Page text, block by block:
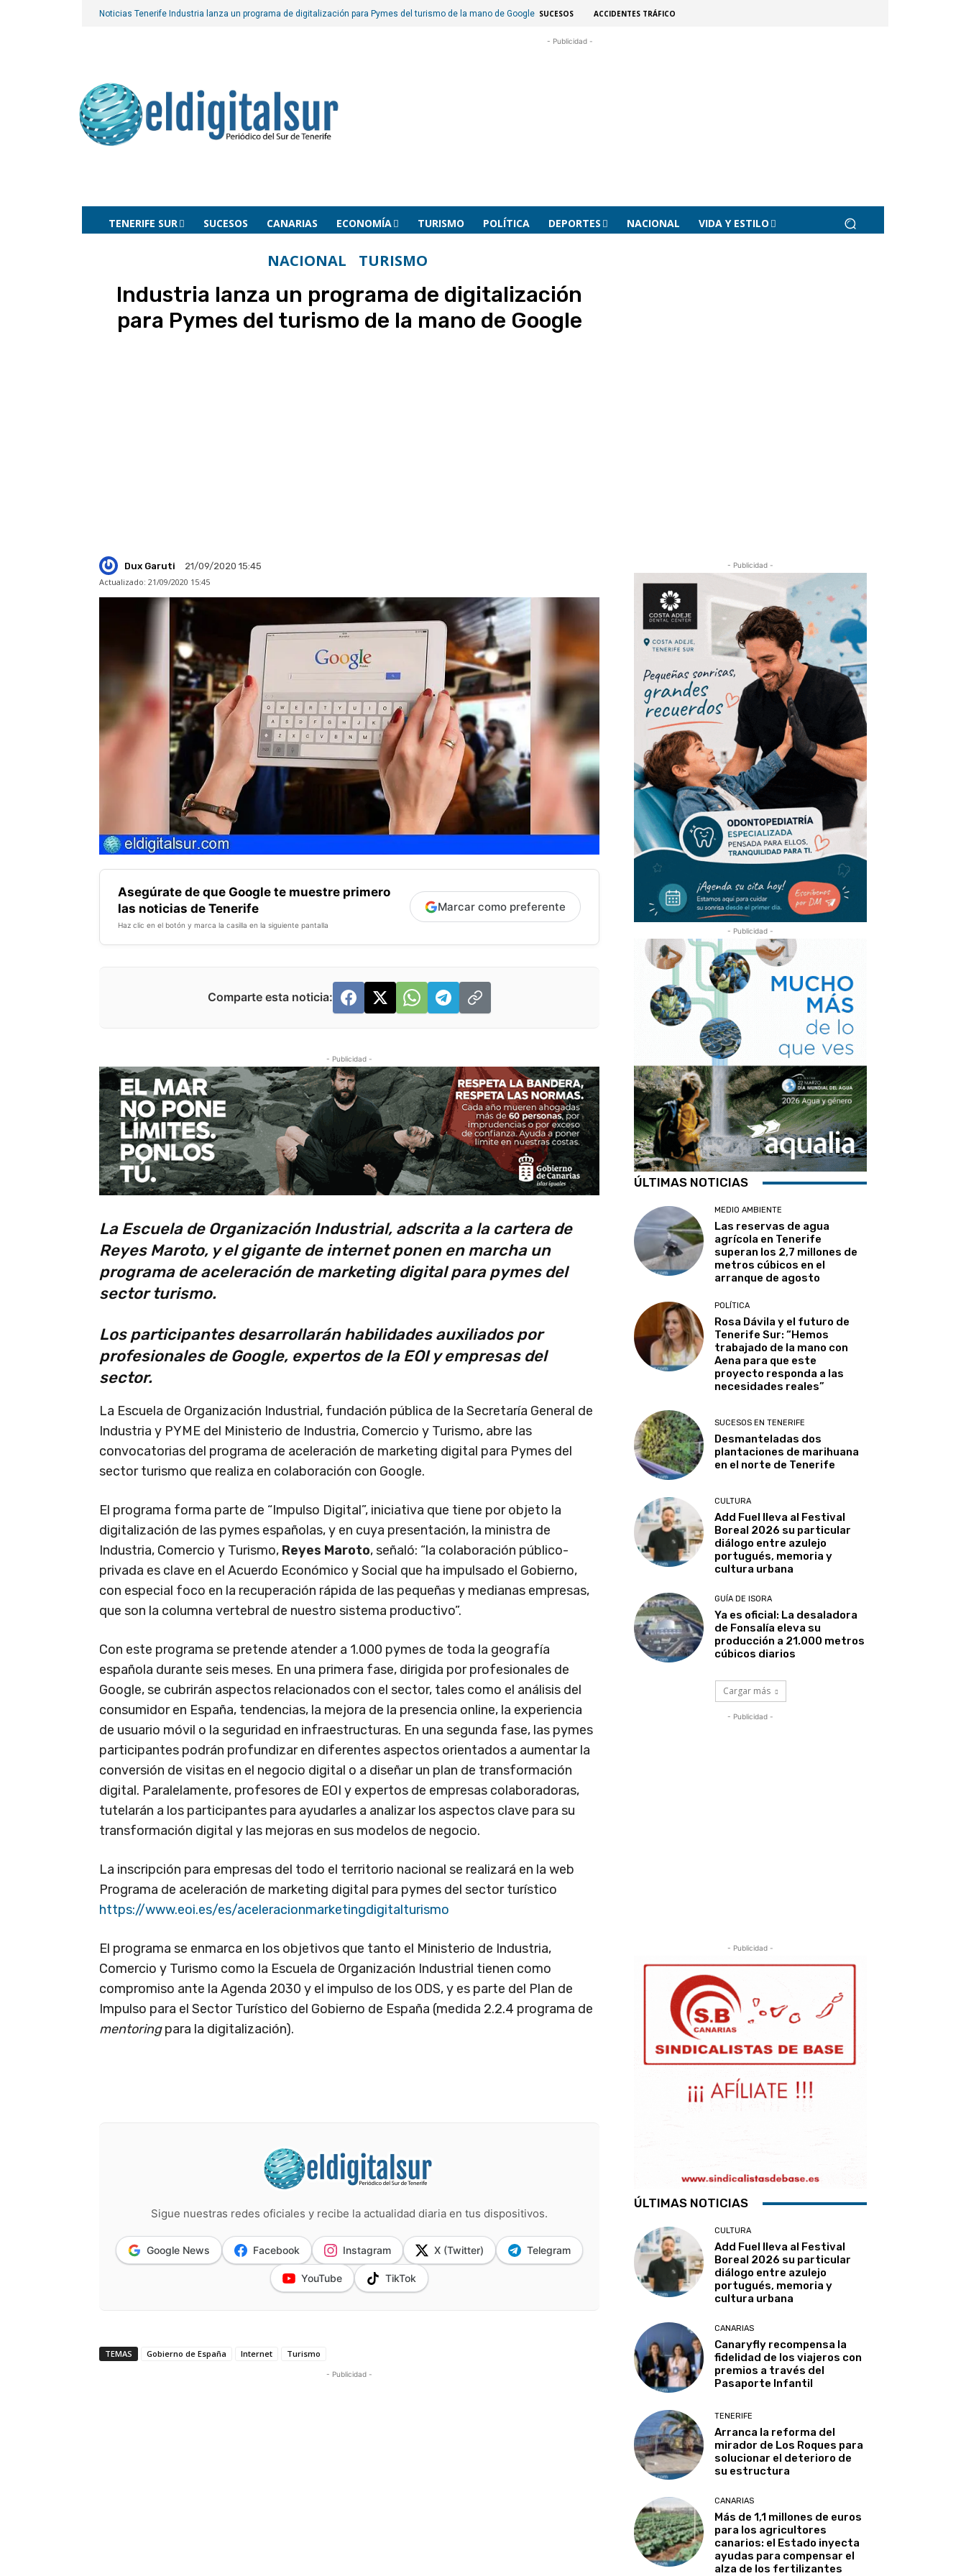
Noticias Tenerife Industria lanza un programa de digitalización para Pymes del turismo de la mano de Google SUCESOS ACCIDENTES TRÁFICO
- Publicidad -
TENERIFE SUR SUCESOS CANARIAS ECONOMÍA TURISMO POLÍTICA DEPORTES NACIONAL VIDA Y ESTILO
NACIONAL TURISMO
Industria lanza un programa de digitalización
para Pymes del turismo de la mano de Google
Dux Garuti
21/09/2020 15:45
Actualizado: 21/09/2020 15:45
Asegúrate de que Google te muestre primero
las noticias de Tenerife
Haz clic en el botón y marca la casilla en la siguiente pantalla
Marcar como preferente
Comparte esta noticia:
- Publicidad -
La Escuela de Organización Industrial, adscrita a la cartera de
Reyes Maroto, y el gigante de internet ponen en marcha un
programa de aceleración de marketing digital para pymes del
sector turismo.
Los participantes desarrollarán habilidades auxiliados por
profesionales de Google, expertos de la EOI y empresas del
sector.
La Escuela de Organización Industrial, fundación pública de la Secretaría General de
Industria y PYME del Ministerio de Industria, Comercio y Turismo, abre las
convocatorias del programa de aceleración de marketing digital para Pymes del
sector turismo que realiza en colaboración con Google.
El programa forma parte de “Impulso Digital”, iniciativa que tiene por objeto la
digitalización de las pymes españolas, y en cuya presentación, la ministra de
Industria, Comercio y Turismo, Reyes Maroto, señaló: “la colaboración público-
privada es clave en el Acuerdo Económico y Social que ha impulsado el Gobierno,
con especial foco en la recuperación rápida de las pequeñas y medianas empresas,
que son la columna vertebral de nuestro sistema productivo”.
Con este programa se pretende atender a 1.000 pymes de toda la geografía
española durante seis meses. En una primera fase, dirigida por profesionales de
Google, se cubrirán aspectos relacionados con el sector, tales como el análisis del
consumidor en España, tendencias, la mejora de la presencia online, la experiencia
de usuario móvil o la seguridad en infraestructuras. En una segunda fase, las pymes
participantes podrán profundizar en diferentes aspectos orientados a aumentar la
conversión de visitas en el negocio digital o a diseñar un plan de transformación
digital. Paralelamente, profesores de EOI y expertos de empresas colaboradoras,
tutelarán a los participantes para ayudarles a analizar los aspectos clave para su
transformación digital y las mejoras en sus modelos de negocio.
La inscripción para empresas del todo el territorio nacional se realizará en la web
Programa de aceleración de marketing digital para pymes del sector turístico
https://www.eoi.es/es/aceleracionmarketingdigitalturismo
El programa se enmarca en los objetivos que tanto el Ministerio de Industria,
Comercio y Turismo como la Escuela de Organización Industrial tienen como
compromiso ante la Agenda 2030 y el impulso de los ODS, y es parte del Plan de
Impulso para el Sector Turístico del Gobierno de España (medida 2.2.4 programa de
mentoringpara la digitalización).
Sigue nuestras redes oficiales y recibe la actualidad diaria en tus dispositivos.
Google News Facebook Instagram X (Twitter) Telegram
YouTube TikTok
TEMAS Gobierno de España Internet Turismo
- Publicidad -
- Publicidad -
- Publicidad -
ÚLTIMAS NOTICIAS
MEDIO AMBIENTE
Las reservas de agua
agrícola en Tenerife
superan los 2,7 millones de
metros cúbicos en el
arranque de agosto
POLÍTICA
Rosa Dávila y el futuro de
Tenerife Sur: “Hemos
trabajado de la mano con
Aena para que este
proyecto responda a las
necesidades reales”
SUCESOS EN TENERIFE
Desmanteladas dos
plantaciones de marihuana
en el norte de Tenerife
CULTURA
Add Fuel lleva al Festival
Boreal 2026 su particular
diálogo entre azulejo
portugués, memoria y
cultura urbana
GUÍA DE ISORA
Ya es oficial: La desaladora
de Fonsalía eleva su
producción a 21.000 metros
cúbicos diarios
Cargar más
- Publicidad -
- Publicidad -
ÚLTIMAS NOTICIAS
CULTURA
Add Fuel lleva al Festival
Boreal 2026 su particular
diálogo entre azulejo
portugués, memoria y
cultura urbana
CANARIAS
Canaryfly recompensa la
fidelidad de los viajeros con
premios a través del
Pasaporte Infantil
TENERIFE
Arranca la reforma del
mirador de Los Roques para
solucionar el deterioro de
su estructura
CANARIAS
Más de 1,1 millones de euros
para los agricultores
canarios: el Estado inyecta
ayudas para compensar el
alza de los fertilizantes